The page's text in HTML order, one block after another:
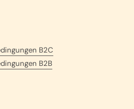
B2C
B2B